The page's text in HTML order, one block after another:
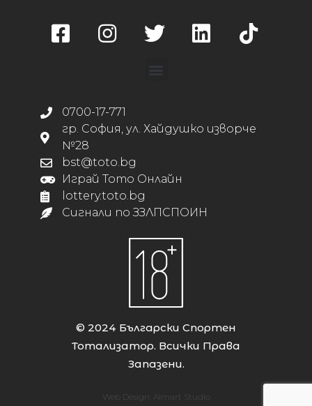
0700-17-771
гр. София, ул. Хайдушко изворче
№28
bst@toto.bg
Играй Тото Онлайн
lottery.toto.bg
Сигнали по ЗЗЛПСПОИН
© 2024 Български Спортен
Тотализатор. Всички Права
Запазени.
Web Design: Almart Studio